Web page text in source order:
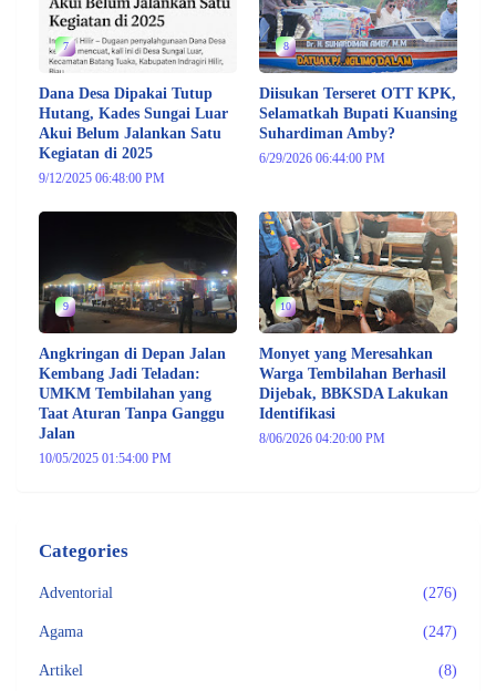
7
Dana Desa Dipakai Tutup
Hutang, Kades Sungai Luar
Akui Belum Jalankan Satu
Kegiatan di 2025
9/12/2025 06:48:00 PM
8
Diisukan Terseret OTT KPK,
Selamatkah Bupati Kuansing
Suhardiman Amby?
6/29/2026 06:44:00 PM
9
Angkringan di Depan Jalan
Kembang Jadi Teladan:
UMKM Tembilahan yang
Taat Aturan Tanpa Ganggu
Jalan
10/05/2025 01:54:00 PM
10
Monyet yang Meresahkan
Warga Tembilahan Berhasil
Dijebak, BBKSDA Lakukan
Identifikasi
8/06/2026 04:20:00 PM
Categories
Adventorial (276)
Agama (247)
Artikel (8)